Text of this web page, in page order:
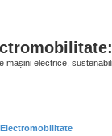
mașini electrice,